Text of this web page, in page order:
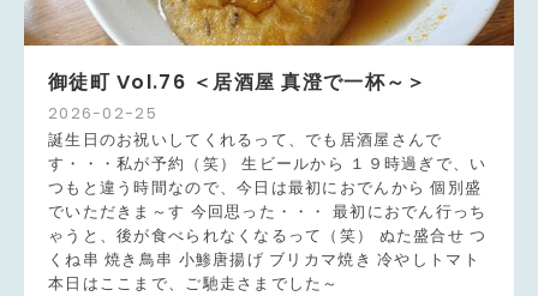
2026-02-25
御徒町 Vol.76 ＜居酒屋 真澄で一杯～＞
誕生日のお祝いしてくれるって、でも居酒屋さんで
す・・・私が予約（笑） 生ビールから １９時過ぎで、い
つもと違う時間なので、今日は最初におでんから 個別盛
でいただきま～す 今回思った・・・ 最初におでん行っち
ゃうと、後が食べられなくなるって（笑） ぬた盛合せ つ
くね串 焼き鳥串 小鯵唐揚げ ブリカマ焼き 冷やしトマト
本日はここまで、ご馳走さまでした～